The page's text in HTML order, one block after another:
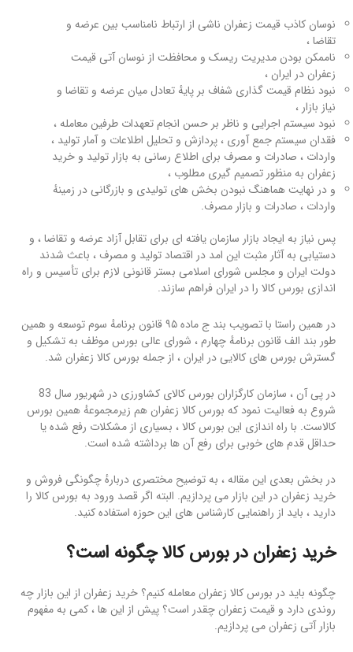
نوسان کاذب قیمت زعفران ناشی از ارتباط نامناسب بین عرضه و
تقاضا ،
ناممکن بودن مدیریت ریسک و محافظت از نوسان آتی قیمت
زعفران در ایران ،
نبود نظام قیمت گذاری شفاف بر پایهٔ تعادل میان عرضه و تقاضا و
نیاز بازار ،
نبود سیستم اجرایی و ناظر بر حسن انجام تعهدات طرفین معامله ،
فقدان سیستم جمع آوری ، پردازش و تحلیل اطلاعات و آمار تولید ،
واردات ، صادرات و مصرف برای اطلاع رسانی به بازار تولید و خرید
زعفران به منظور تصمیم گیری مطلوب ،
و در نهایت هماهنگ نبودن بخش های تولیدی و بازرگانی در زمینهٔ
واردات ، صادرات و بازار مصرف.
پس نیاز به ایجاد بازار سازمان یافته ای برای تقابل آزاد عرضه و تقاضا ، و
دستیابی به آثار مثبت این امد در اقتصاد تولید و مصرف ، باعث شدند
دولت ایران و مجلس شورای اسلامی بستر قانونی لازم برای تأسیس و راه
اندازی بورس کالا را در ایران فراهم سازند.
در همین راستا با تصویب بند ج ماده ۹۵ قانون برنامهٔ سوم توسعه و همین
طور بند الف قانون برنامهٔ چهارم ، شورای عالی بورس موظف به تشکیل و
گسترش بورس های کالایی در ایران ، از جمله بورس کالا زعفران شد.
در پی آن ، سازمان کارگزاران بورس کالای کشاورزی در شهریور سال 83
شروع به فعالیت نمود که بورس کالا زعفران هم زیرمجموعهٔ همین بورس
کالاست. با راه اندازی این بورس کالا ، بسیاری از مشکلات رفع شده یا
حداقل قدم های خوبی برای رفع آن ها برداشته شده است.
در بخش بعدی این مقاله ، به توضیح مختصری دربارهٔ چگونگی فروش و
خرید زعفران در این بازار می پردازیم. البته اگر قصد ورود به بورس کالا را
دارید ، باید از راهنمایی کارشناس های این حوزه استفاده کنید.
خرید زعفران در بورس کالا چگونه است؟
چگونه باید در بورس کالا زعفران معامله کنیم؟ خرید زعفران از این بازار چه
روندی دارد و قیمت زعفران چقدر است؟ پیش از این ها ، کمی به مفهوم
بازار آتی زعفران می پردازیم.